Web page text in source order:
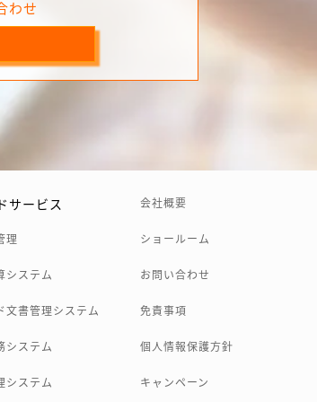
わせ
サービス
理
システム
文書管理システム
システム
システム
会社概要
ショールーム
お問い合わせ
免責事項
個人情報保護方針
キャンペーン